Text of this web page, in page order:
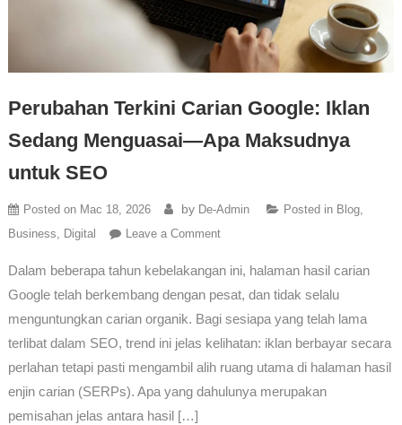
Perubahan Terkini Carian Google: Iklan
Sedang Menguasai—Apa Maksudnya
untuk SEO
Posted on Mac 18, 2026 by De-Admin Posted in Blog,
Business, Digital Leave a Comment
Dalam beberapa tahun kebelakangan ini, halaman hasil carian
Google telah berkembang dengan pesat, dan tidak selalu
menguntungkan carian organik. Bagi sesiapa yang telah lama
terlibat dalam SEO, trend ini jelas kelihatan: iklan berbayar secara
perlahan tetapi pasti mengambil alih ruang utama di halaman hasil
enjin carian (SERPs). Apa yang dahulunya merupakan
pemisahan jelas antara hasil […]